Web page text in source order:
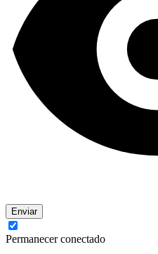
Enviar
Permanecer conectado